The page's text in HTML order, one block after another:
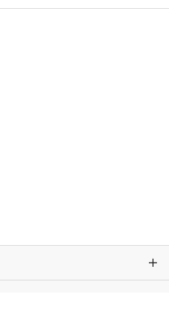
Wijnrood